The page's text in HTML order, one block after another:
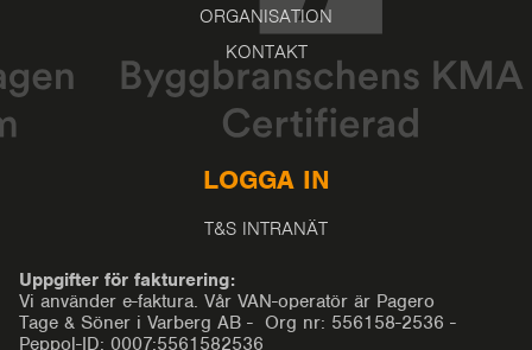
ORGANISATION
KONTAKT
LOGGA IN
T&S INTRANÄT
Uppgifter för fakturering:
Vi använder e-faktura. Vår VAN-operatör är Pagero
Tage & Söner i Varberg AB - Org nr: 556158-2536 -
Peppol-ID: 0007:5561582536